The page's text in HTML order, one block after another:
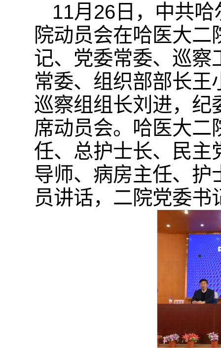
11月26日，中共
院动员会在哈医大
记、党委常委、巡察
常委、组织部部长
巡察组组长刘进，纪
席动员会。哈医大二
任、总护士长、民主
导师、病房主任、护
员讲话，二院党委